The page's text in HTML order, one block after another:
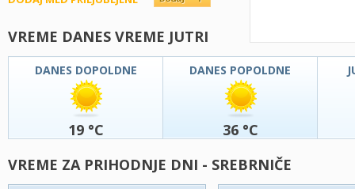
VREME DANES VREME JUTRI
DANES DOPOLDNE
19 °C
DANES POPOLDNE
36 °C
VREME ZA PRIHODNJE DNI - SREBRNIČE